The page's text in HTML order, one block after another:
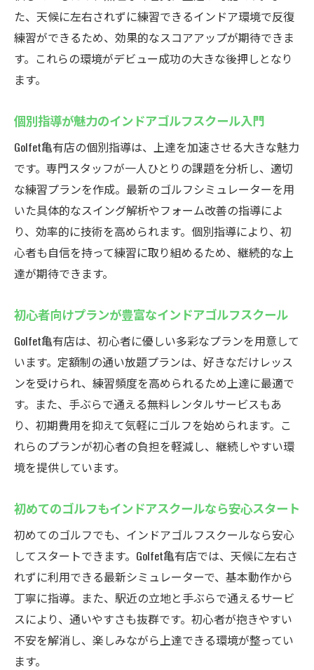
た、天候に左右されずに練習できるインドア環境で反復
練習ができるため、効果的なスコアアップが期待できま
す。これらの環境がデビュー成功の大きな後押しとなり
ます。
個別指導が魅力のインドアゴルフスクール入門
Golfet亀有店の個別指導は、上達を加速させる大きな魅力
です。専門スタッフが一人ひとりの課題を分析し、適切
な練習プランを作成。最新のゴルフシミュレーターを用
いた具体的なスイング解析やフォーム改善の指導によ
り、効率的に技術を高められます。個別指導により、初
心者も自信を持って練習に取り組めるため、継続的な上
達が期待できます。
初心者向けプランが豊富なインドアゴルフスクール
Golfet亀有店は、初心者に優しい多彩なプランを用意して
います。定額制の通い放題プランは、好きなだけレッス
ンを受けられ、練習頻度を高められるため上達に最適で
す。また、手ぶらで通える無料レンタルサービスもあ
り、初期費用を抑えて気軽にゴルフを始められます。こ
れらのプランが初心者の負担を軽減し、継続しやすい環
境を提供しています。
初めてのゴルフもインドアスクールなら安心スタート
初めてのゴルフでも、インドアゴルフスクールなら安心
してスタートできます。Golfet亀有店では、天候に左右さ
れずに利用できる最新シミュレーターで、基本動作から
丁寧に指導。また、駅近の立地と手ぶらで通えるサービ
スにより、通いやすさも抜群です。初心者が抱きやすい
不安を解消し、楽しみながら上達できる環境が整ってい
ます。